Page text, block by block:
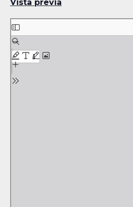
Vista previa
Skip
to
PDF
content